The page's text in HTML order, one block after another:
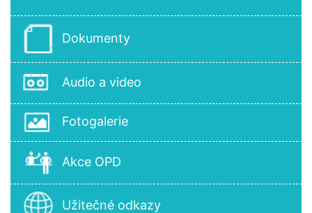
Dokumenty
Audio a video
Fotogalerie
Akce OPD
Užitečné odkazy